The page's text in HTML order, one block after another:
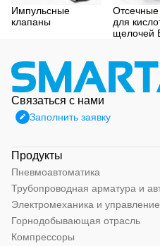
Импульсные
клапаны
для
щелочей
Связаться с нами
Заполнить заявку
Продукты
Пневмоавтоматика
Трубопроводная арматура и
Электромеханика и управление
Горнодобывающая отрасль
Компрессоры